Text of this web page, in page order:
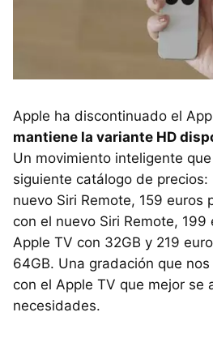
Apple ha discontinuado el
mantiene la variante HD
Un movimiento inteligente
siguiente catálogo de precios:
nuevo Siri Remote, 159 euros
con el nuevo Siri Remote, 199
Apple TV con 32GB y 219
64GB. Una gradación que
con el Apple TV que mejor se
necesidades.